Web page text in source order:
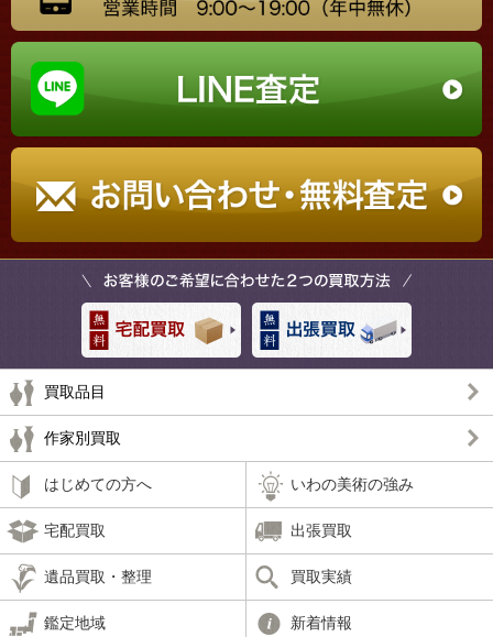
買取品目
作家別買取
はじめての方へ いわの美術の強み
宅配買取 出張買取
遺品買取・整理 買取実績
鑑定地域 新着情報